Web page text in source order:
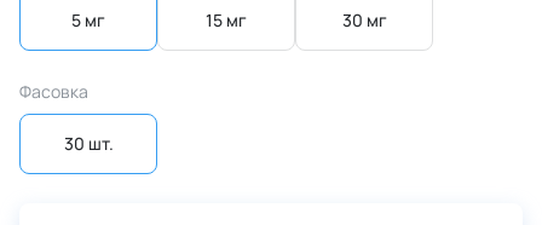
5 мг 15 мг 30 мг
Фасовка
30 шт.